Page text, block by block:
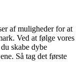
af muligheder for at
Ved at følge vores
skabe dybe
Så tag det første